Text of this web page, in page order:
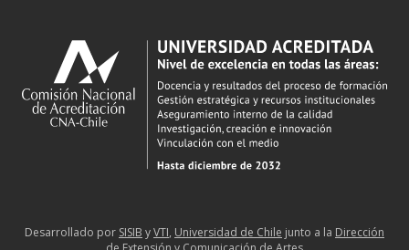
Desarrollado por SISIB yVTI, Universidad de Chile junto a la Dirección